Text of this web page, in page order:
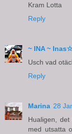
Kram Lotta
Reply
~ INA ~
Usch vad
Reply
Marina 28
Hualigen,
med utsatta